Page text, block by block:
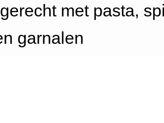
met pasta,
garnalen